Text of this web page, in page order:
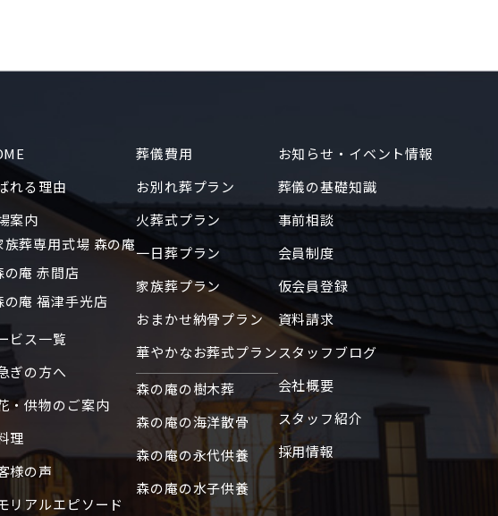
2023年2月
2022年11月
2022年6月
2022年3月
2022年1月
2021年3月
2021年2月
2021年1月
2020年12月
2020年11月
2020年10月
2020年9月
2019年7月
2018年12月
れる理由
案内
族葬専用式場 森の庵
の庵 赤間店
の庵 福津手光店
ビス一覧
ぎの方へ
・供物のご案内
理
様の声
リアルエピソード
葬儀費用
お別れ葬プラン
火葬式プラン
一日葬プラン
家族葬プラン
おまかせ納骨プラン
華やかなお葬式プラン
森の庵の樹木葬
森の庵の海洋散骨
森の庵の永代供養
森の庵の水子供養
お知らせ・イベント情報
葬儀の基礎知識
事前相談
会員制度
仮会員登録
資料請求
スタッフブログ
会社概要
スタッフ紹介
採用情報